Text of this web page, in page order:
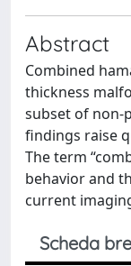
Abstract
Combined
thickness
subset of non-
findings raise
The term
behavior and
current
Scheda